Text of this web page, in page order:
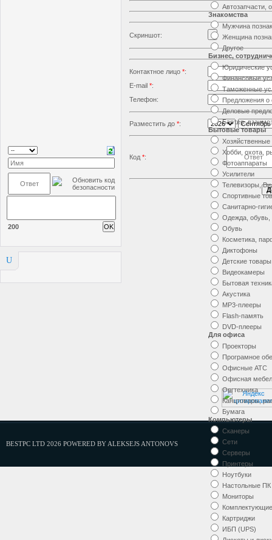
200
U
Автозапчасти,
Знакомства
Мужчина
Женщина
Другое
Бизнес,
Юридические
Финансовые
Таможенные
Предложения о
Деловые
Бартер,
Бытовые товары
Хозяйственные
Хобби, охота,
Фотоаппараты
Усилители
Телевизоры,
Спортивные
Санитарно-
Одежда, обувь,
Обувь
Косметика,
Диктофоны
Детские товары
Видеокамеры
Бытовая
Акустика
MP3-плееры
Flash-память
DVD-плееры
Для офиса
Проекторы
Програмное
Офисные АТС
Офисная
Оргтехника
Канцтовары,
Бумага
Компьютеры
Сканеры
Сети
Серверы
Принтеры
Ноутбуки
Настольные ПК
Мониторы
Комплектующие
Картриджи
ИБП (UPS)
Скриншот:
Контактное лицо *:
E-mail *:
Телефон:
Разместить до *: -
Код *:
BESTPC LTD 2026 POWERED BY ALEKSEJS ANTONOVS